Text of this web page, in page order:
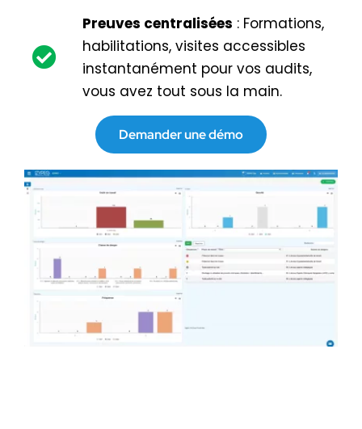
Preuves centralisées : Formations,
habilitations, visites accessibles
instantanément pour vos audits,
vous avez tout sous la main.
Demander une démo